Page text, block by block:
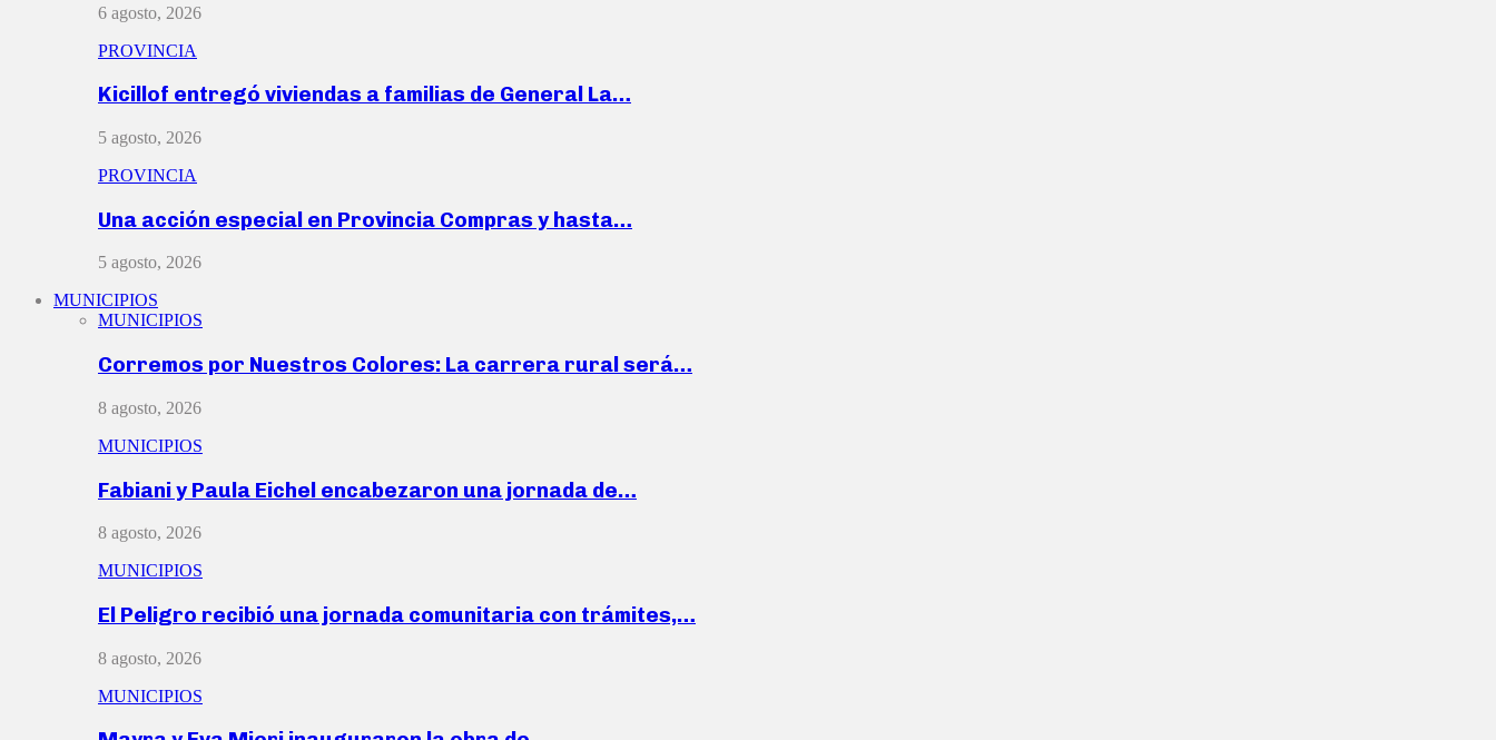
6 agosto, 2026
PROVINCIA
Kicillof entregó viviendas a familias de General La…
5 agosto, 2026
PROVINCIA
Una acción especial en Provincia Compras y hasta…
5 agosto, 2026
MUNICIPIOS
MUNICIPIOS
Corremos por Nuestros Colores: La carrera rural será…
8 agosto, 2026
MUNICIPIOS
Fabiani y Paula Eichel encabezaron una jornada de…
8 agosto, 2026
MUNICIPIOS
El Peligro recibió una jornada comunitaria con trámites,…
8 agosto, 2026
MUNICIPIOS